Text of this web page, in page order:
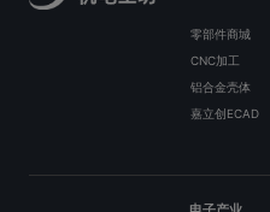
零部件商城
CNC加工
铝合金壳体
嘉立创ECAD